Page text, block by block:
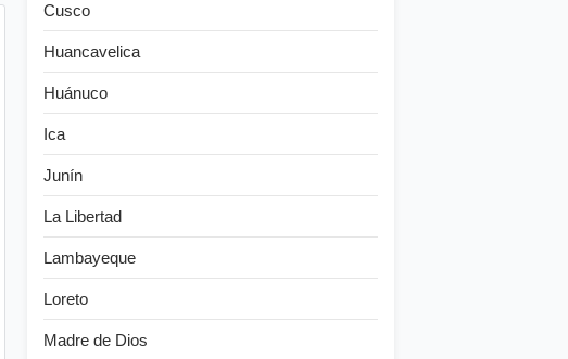
Cusco
Huancavelica
Huánuco
Ica
Junín
La Libertad
Lambayeque
Loreto
Madre de Dios